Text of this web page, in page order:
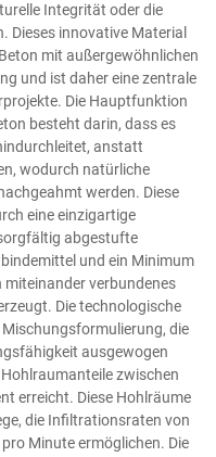
Integrität oder die
innovative Material
mit außergewöhnlichen
und ist daher eine zentrale
Die Hauptfunktion
besteht darin, dass es
anstatt
wodurch natürliche
werden. Diese
eine einzigartige
abgestufte
und ein Minimum
verbundenes
Die technologische
die
ausgewogen
zwischen
erreicht. Diese Hohlräume
die Infiltrationsraten von
Minute ermöglichen. Die